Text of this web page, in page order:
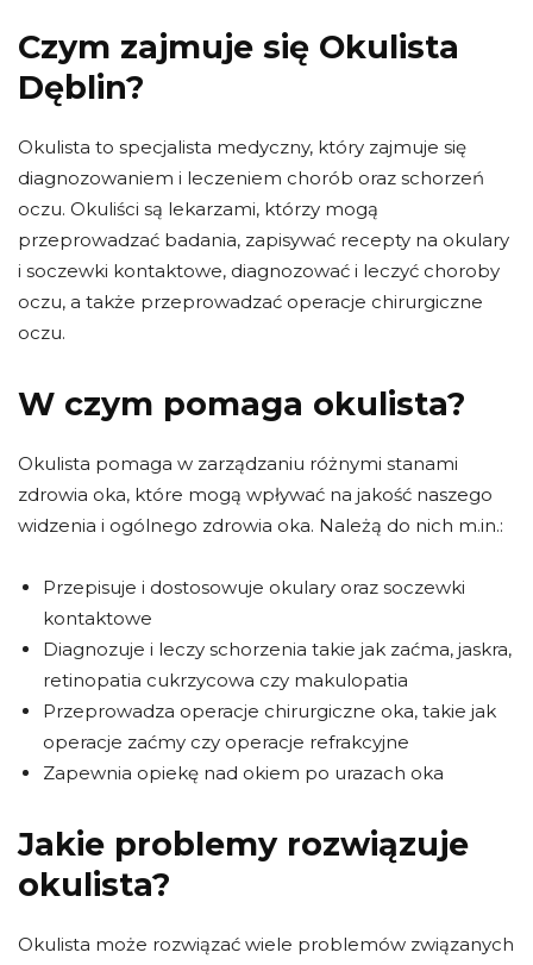
Czym zajmuje się Okulista
Dęblin?
Okulista to specjalista medyczny, który zajmuje się
diagnozowaniem i leczeniem chorób oraz schorzeń
oczu. Okuliści są lekarzami, którzy mogą
przeprowadzać badania, zapisywać recepty na okulary
i soczewki kontaktowe, diagnozować i leczyć choroby
oczu, a także przeprowadzać operacje chirurgiczne
oczu.
W czym pomaga okulista?
Okulista pomaga w zarządzaniu różnymi stanami
zdrowia oka, które mogą wpływać na jakość naszego
widzenia i ogólnego zdrowia oka. Należą do nich m.in.:
Przepisuje i dostosowuje okulary oraz soczewki
kontaktowe
Diagnozuje i leczy schorzenia takie jak zaćma, jaskra,
retinopatia cukrzycowa czy makulopatia
Przeprowadza operacje chirurgiczne oka, takie jak
operacje zaćmy czy operacje refrakcyjne
Zapewnia opiekę nad okiem po urazach oka
Jakie problemy rozwiązuje
okulista?
Okulista może rozwiązać wiele problemów związanych